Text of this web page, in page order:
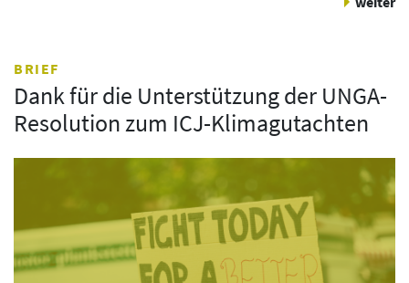
BRIEF
Dank für die Unterstützung der UNGA-
Resolution zum ICJ-Klimagutachten